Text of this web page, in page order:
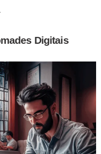
Digitais